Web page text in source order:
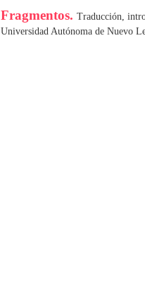
Fragmentos. Traducción,
Universidad Autónoma de Nuevo